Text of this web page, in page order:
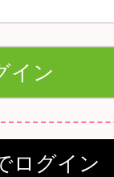
ログイン